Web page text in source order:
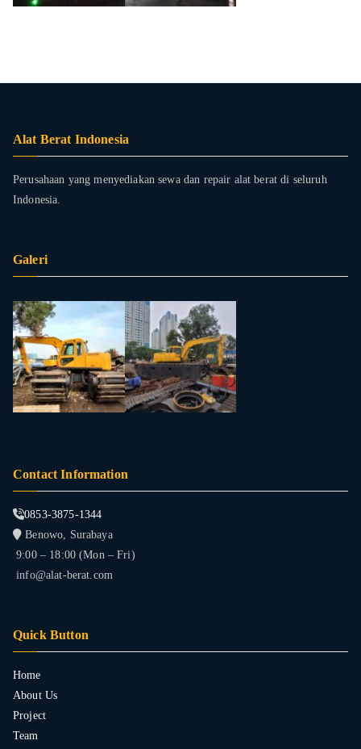
Alat Berat Indonesia
Perusahaan yang menyediakan sewa dan repair alat berat di seluruh
Indonesia.
Galeri
Contact Information
0853-3875-1344
Benowo, Surabaya
9:00 – 18:00 (Mon – Fri)
info@alat-berat.com
Quick Button
Home
About Us
Project
Team